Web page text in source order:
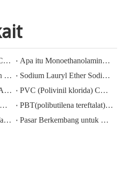
Dioctyl phthalate (DOP) CAS NO.:117-81-7
Apa itu Monoethanolamine (MEA)?
HISEACHEM Memimpin Jalan: Kesuksesan Terbaru dalam Mengekspor Asam Asetat, Asam Oksalat, Asam Sulfat, Asam Nitrat, Soda Caustic, Alkali Cair, dan Sodium Metabisulfite dari Tiongkok
Sodium Lauryl Ether Sodium Lauryl Ether Sulphate(sles70%/aes 70%) CAS NO.: 68585-34-2sles70%/aes 70%) CAS NO.: 68585-34-2
NBA(N-butil alkohol), CAS NO.:71-36-3, Pengetahuan industri
PVC (Polivinil klorida) CAS NO.:9002-86-2
Methyl Methacrylate MMA CAS 80-62-6 Harga Turun Berat
PBT(polibutilena tereftalat) CAS NO.26062-94-2
Skenario Pasar Asam Sulfat Terkini di Cina: Peninjauan Setahun
Pasar Berkembang untuk Ekspor Kalium Hidroksida, Natrium Hidroksida, dan Hidrogen Peroksida dari Tiongkok: Tinjauan Tahun Lalu